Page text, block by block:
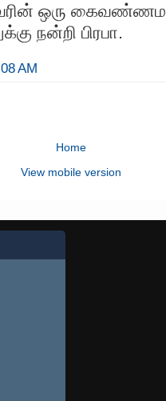
ஒரு
நன்றி பிரபா.
AM
Home
View mobile version